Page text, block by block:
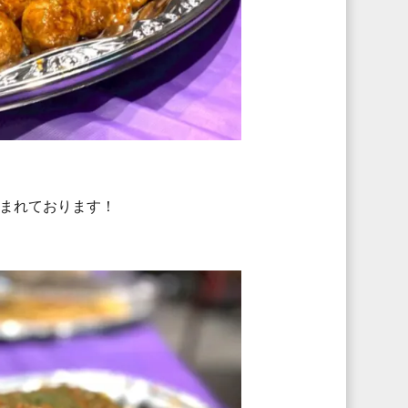
れております！